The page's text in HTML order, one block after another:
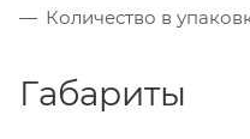
Количество в
Габариты